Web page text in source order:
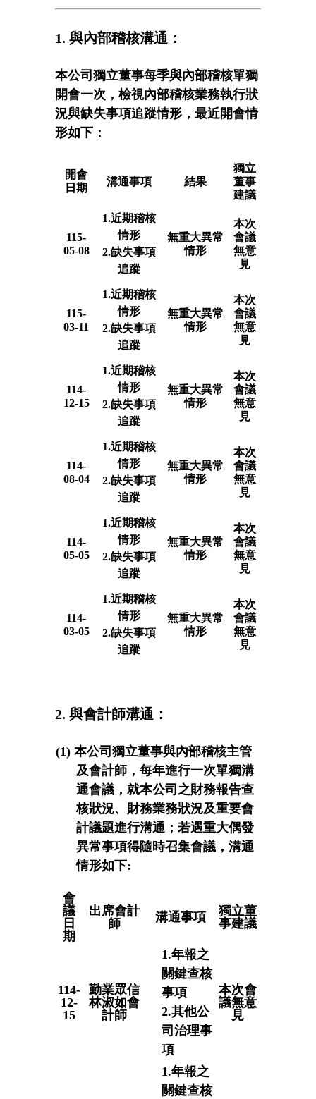
1. 與內部稽核溝通：
本公司獨立董事每季與內部稽核單獨
開會一次，檢視內部稽核業務執行狀
況與缺失事項追蹤情形，最近開會情
形如下：
開會
日期
溝通事項 結果
獨立
董事
建議
115-
05-08
1.近期稽核
情形
2.缺失事項
追蹤
無重大異常
情形
本次
會議
無意
見
115-
03-11
1.近期稽核
情形
2.缺失事項
追蹤
無重大異常
情形
本次
會議
無意
見
114-
12-15
1.近期稽核
情形
2.缺失事項
追蹤
無重大異常
情形
本次
會議
無意
見
114-
08-04
1.近期稽核
情形
2.缺失事項
追蹤
無重大異常
情形
本次
會議
無意
見
114-
05-05
1.近期稽核
情形
2.缺失事項
追蹤
無重大異常
情形
本次
會議
無意
見
114-
03-05
1.近期稽核
情形
2.缺失事項
追蹤
無重大異常
情形
本次
會議
無意
見
2. 與會計師溝通：
(1) 本公司獨立董事與內部稽核主管
及會計師，每年進行一次單獨溝
通會議，就本公司之財務報告查
核狀況、財務業務狀況及重要會
計議題進行溝通；若遇重大偶發
異常事項得隨時召集會議，溝通
情形如下:
會
議
日
期
出席會計
師
溝通事項
獨立董
事建議
114-
12-
15
勤業眾信
林淑如會
計師
1.年報之
關鍵查核
事項
2.其他公
司治理事
項
本次會
議無意
見
1.年報之
關鍵查核